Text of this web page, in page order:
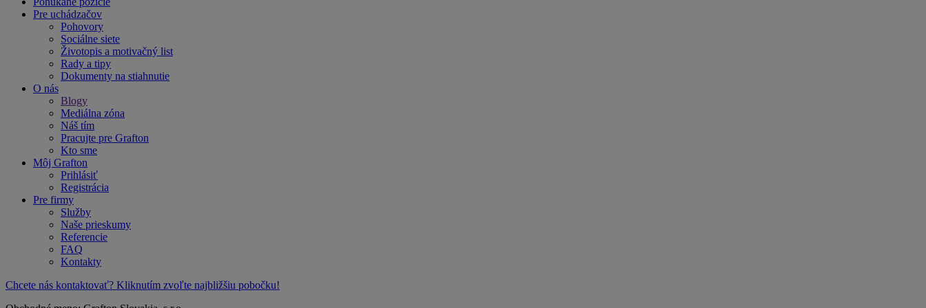
Pre uchádzačov
Pohovory
Sociálne siete
Životopis a motivačný list
Rady a tipy
Dokumenty na stiahnutie
O nás
Blogy
Mediálna zóna
Náš tím
Pracujte pre Grafton
Kto sme
Môj Grafton
Prihlásiť
Registrácia
Pre firmy
Služby
Naše prieskumy
Referencie
FAQ
Kontakty
Chcete nás kontaktovať? Kliknutím zvoľte najbližšiu pobočku!